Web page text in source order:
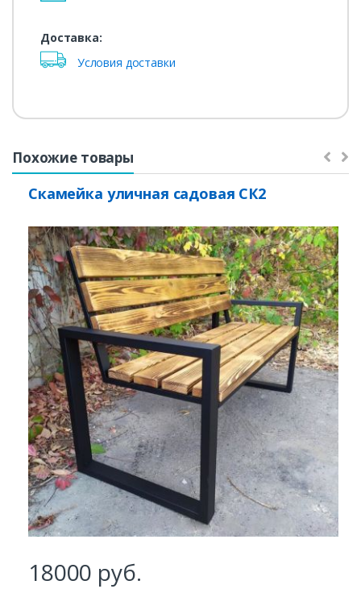
Заказать
Ваше имя*
Ваш телефон*
Доставка:
Условия доставки
Похожие товары
Скамейка уличная садовая СК2
18000 руб.